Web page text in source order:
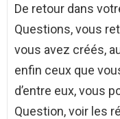
De retour dans
Questions, vous
vous avez créés,
enfin ceux que
d’entre eux, vous
Question, voir les